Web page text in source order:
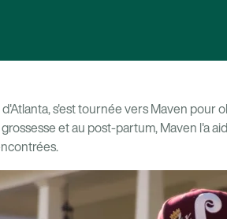
d'Atlanta, s'est tournée vers Maven pour
et au post-partum, Maven l'a